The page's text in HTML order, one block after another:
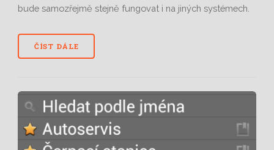
bude samozřejmě stejně fungovat i na jiných systémech.
ČÍST DÁLE